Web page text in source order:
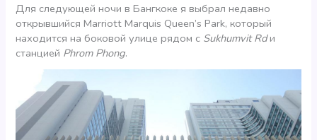
Для следующей ночи в Бангкоке я выбрал недавно
открывшийся Marriott Marquis Queen’s Park, который
находится на боковой улице рядом с Sukhumvit Rdи
станцией Phrom Phong.